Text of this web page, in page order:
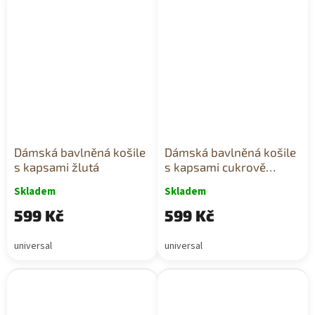
Dámská bavlněná košile
s kapsami žlutá
Skladem
599 Kč
universal
Dámská bavlněná košile
s kapsami cukrově
Skladem
599 Kč
universal